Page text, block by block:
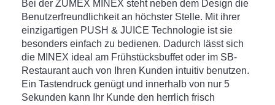
Bei der ZUMEX MINEX steht neben dem Design die
Benutzerfreundlichkeit an höchster Stelle. Mit ihrer
einzigartigen PUSH & JUICE Technologie ist sie
besonders einfach zu bedienen. Dadurch lässt sich
die MINEX ideal am Frühstücksbuffet oder im SB-
Restaurant auch von Ihren Kunden intuitiv benutzen.
Ein Tastendruck genügt und innerhalb von nur 5
Sekunden kann Ihr Kunde den herrlich frisch